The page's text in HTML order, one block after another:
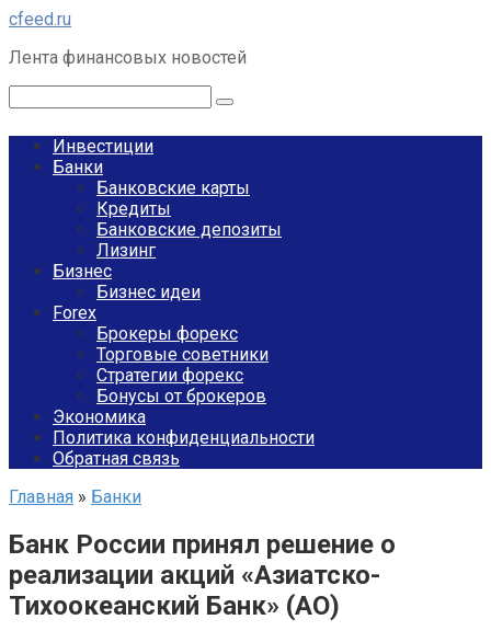
Перейти
контенту
cfeed.ru
Лента финансовых новостей
Инвестиции
Банки
Банковские карты
Кредиты
Банковские депозиты
Лизинг
Бизнес
Бизнес идеи
Forex
Брокеры форекс
Торговые советники
Стратегии форекс
Бонусы от брокеров
Экономика
Политика конфиденциальности
Обратная связь
Главная » Банки
Банк России принял решение о
реализации акций «Азиатско-
Тихоокеанский Банк» (АО)